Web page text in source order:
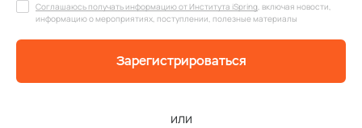
Соглашаюсь получать информацию от Института iSpring, включая новости,
информацию о мероприятиях, поступлении, полезные материалы
Зарегистрироваться
или